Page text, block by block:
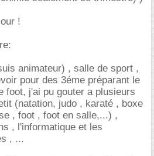
!
animateur) , salle de sport ,
pour des 3éme préparant le
foot, j'ai pu gouter a plusieurs
(natation, judo , karaté , boxe
, foot , foot en salle,...) ,
, l'informatique et les
, ...